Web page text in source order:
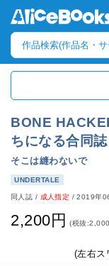
BONE
ちになる合同誌
そこは縫わないで
UNDERTALE
同人誌 / 成人指定 /2019年
2,200円 (税抜
(左右ス